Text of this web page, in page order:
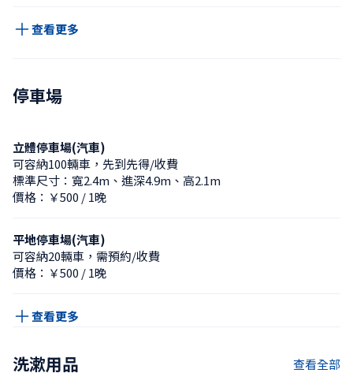
查看更多
停車場
立體停車場(汽車)
可容納100輛車，先到先得/收費
標準尺寸：寬2.4m、進深4.9m、高2.1m
價格：￥500 / 1晚
平地停車場(汽車)
可容納20輛車，需預約/收費
價格：￥500 / 1晚
查看更多
洗漱用品 查看全部